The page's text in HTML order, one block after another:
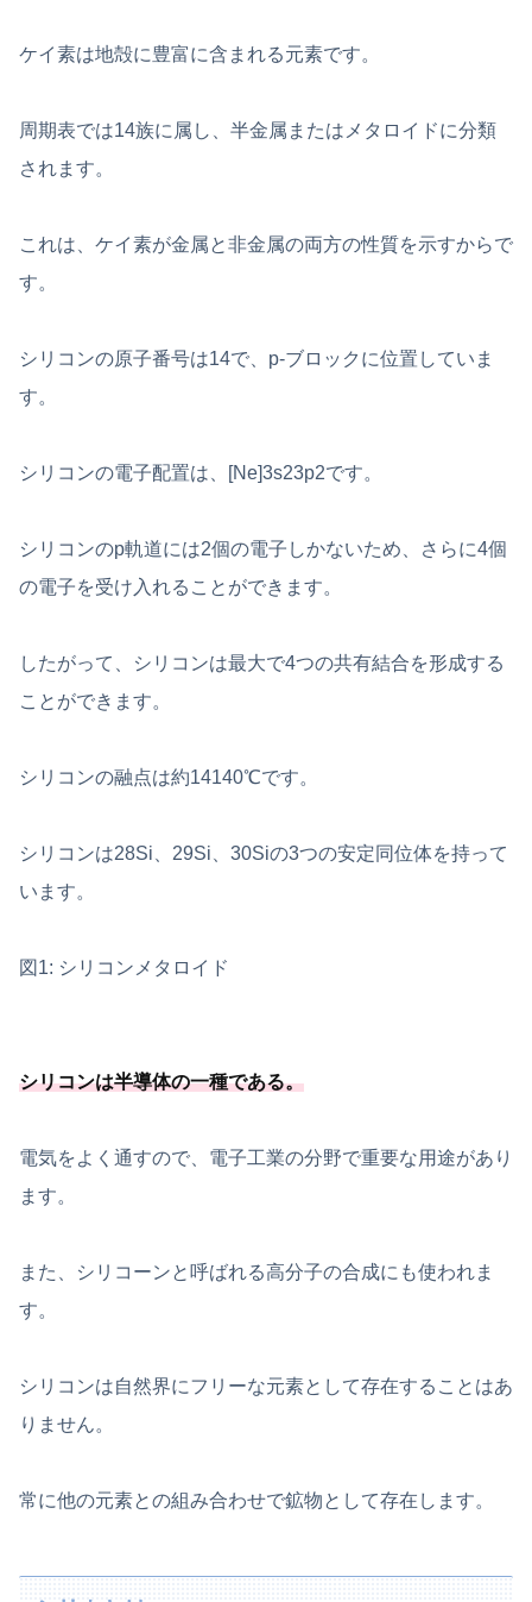
ケイ素は地殻に豊富に含まれる元素です。
周期表では14族に属し、半金属またはメタロイドに分類
されます。
これは、ケイ素が金属と非金属の両方の性質を示すからで
す。
シリコンの原子番号は14で、p-ブロックに位置していま
す。
シリコンの電子配置は、[Ne]3s23p2です。
シリコンのp軌道には2個の電子しかないため、さらに4個
の電子を受け入れることができます。
したがって、シリコンは最大で4つの共有結合を形成する
ことができます。
シリコンの融点は約14140℃です。
シリコンは28Si、29Si、30Siの3つの安定同位体を持って
います。
図1: シリコンメタロイド
シリコンは半導体の一種である。
電気をよく通すので、電子工業の分野で重要な用途があり
ます。
また、シリコーンと呼ばれる高分子の合成にも使われま
す。
シリコンは自然界にフリーな元素として存在することはあ
りません。
常に他の元素との組み合わせで鉱物として存在します。